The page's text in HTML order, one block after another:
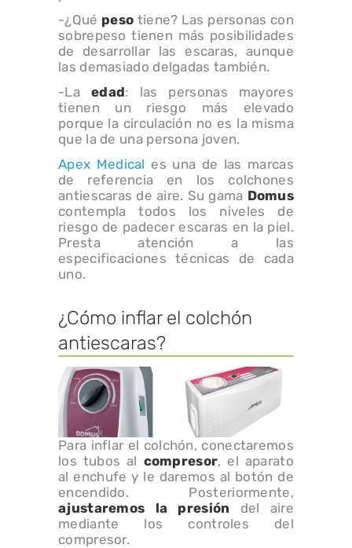
-¿Qué peso tiene? Las personas con
sobrepeso tienen más posibilidades
de desarrollar las escaras, aunque
las demasiado delgadas también.
-La edad: las personas mayores
tienen un riesgo más elevado
porque la circulación no es la misma
que la de una persona joven.
Apex Medical es una de las marcas
de referencia en los colchones
antiescaras de aire. Su gama Domus
contempla todos los niveles de
riesgo de padecer escaras en la piel.
Presta atención a las
especificaciones técnicas de cada
uno.
¿Cómo inflar el colchón
antiescaras?
Para inflar el colchón, conectaremos
los tubos al compresor, el aparato
al enchufe y le daremos al botón de
encendido. Posteriormente,
ajustaremos la presión del aire
mediante los controles del
compresor.